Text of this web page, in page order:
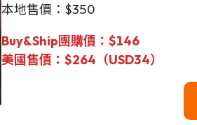
本地售價：$350
Buy&Ship團購價：$146
美國售價：$264（USD34）